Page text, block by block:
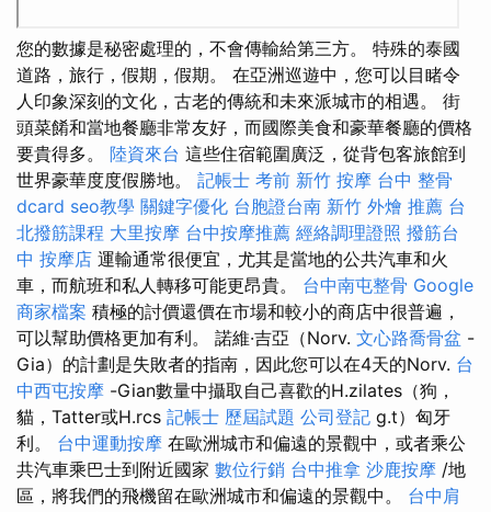
您的數據是秘密處理的，不會傳輸給第三方。 特殊的泰國
道路，旅行，假期，假期。 在亞洲巡遊中，您可以目睹令
人印象深刻的文化，古老的傳統和未來派城市的相遇。 街
頭菜餚和當地餐廳非常友好，而國際美食和豪華餐廳的價格
要貴得多。 陸資來台 這些住宿範圍廣泛，從背包客旅館到
世界豪華度度假勝地。 記帳士 考前 新竹 按摩 台中 整骨
dcard seo教學 關鍵字優化 台胞證台南 新竹 外燴 推薦 台
北撥筋課程 大里按摩 台中按摩推薦 經絡調理證照 撥筋台
中 按摩店 運輸通常很便宜，尤其是當地的公共汽車和火
車，而航班和私人轉移可能更昂貴。 台中南屯整骨 Google
商家檔案 積極的討價還價在市場和較小的商店中很普遍，
可以幫助價格更加有利。 諾維·吉亞（Norv. 文心路喬骨盆 -
Gia）的計劃是失敗者的指南，因此您可以在4天的Norv. 台
中西屯按摩 -Gian數量中攝取自己喜歡的H.zilates（狗，
貓，Tatter或H.rcs 記帳士 歷屆試題 公司登記 g.t）匈牙
利。 台中運動按摩 在歐洲城市和偏遠的景觀中，或者乘公
共汽車乘巴士到附近國家 數位行銷 台中推拿 沙鹿按摩 /地
區，將我們的飛機留在歐洲城市和偏遠的景觀中。 台中肩